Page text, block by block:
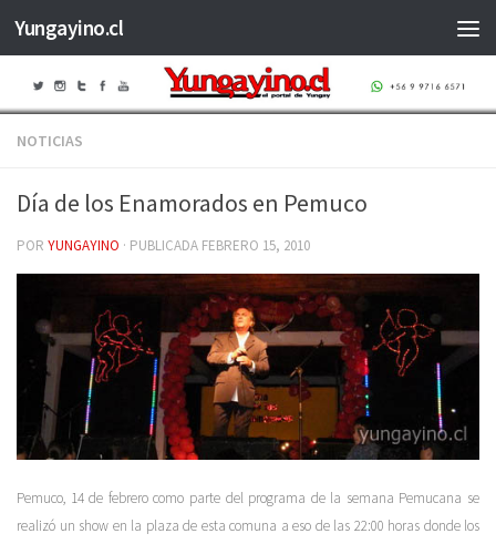
Saltar al contenido
Yungayino.cl
NOTICIAS
Día de los Enamorados en Pemuco
POR YUNGAYINO · PUBLICADA FEBRERO 15, 2010
Pemuco, 14 de febrero como parte del programa de la semana Pemucana se
realizó un show en la plaza de esta comuna a eso de las 22:00 horas donde los